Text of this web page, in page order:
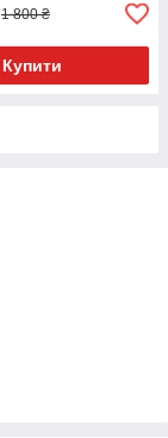
1 800 ₴
Купити